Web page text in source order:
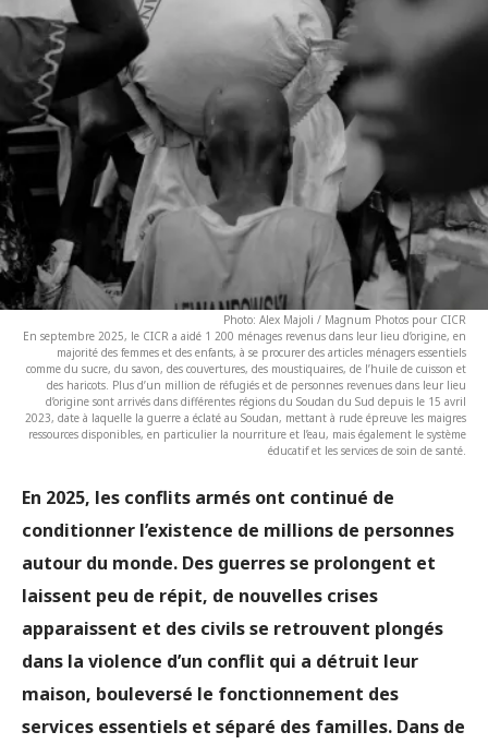
Photo: Alex Majoli / Magnum Photos pour CICR
En septembre 2025, le CICR a aidé 1 200 ménages revenus dans leur lieu d’origine, en
majorité des femmes et des enfants, à se procurer des articles ménagers essentiels
comme du sucre, du savon, des couvertures, des moustiquaires, de l’huile de cuisson et
des haricots. Plus d’un million de réfugiés et de personnes revenues dans leur lieu
d’origine sont arrivés dans différentes régions du Soudan du Sud depuis le 15 avril
2023, date à laquelle la guerre a éclaté au Soudan, mettant à rude épreuve les maigres
ressources disponibles, en particulier la nourriture et l’eau, mais également le système
éducatif et les services de soin de santé.
En 2025, les conflits armés ont continué de
conditionner l’existence de millions de personnes
autour du monde. Des guerres se prolongent et
laissent peu de répit, de nouvelles crises
apparaissent et des civils se retrouvent plongés
dans la violence d’un conflit qui a détruit leur
maison, bouleversé le fonctionnement des
services essentiels et séparé des familles. Dans de